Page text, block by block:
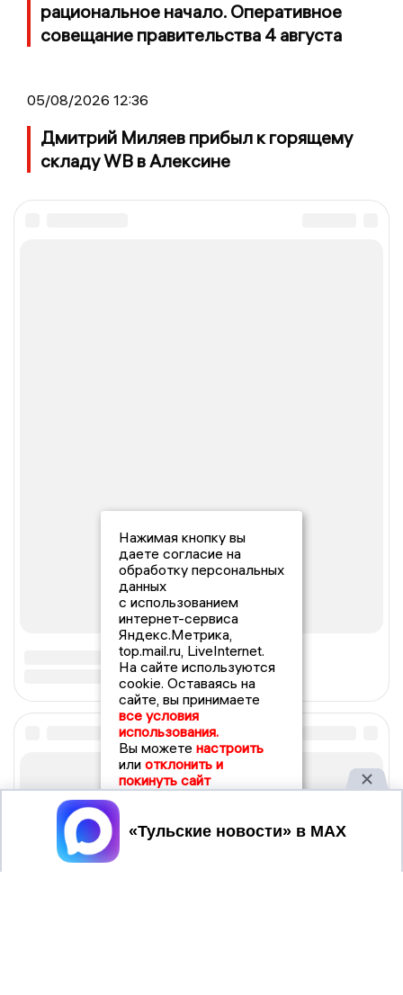
рациональное начало. Оперативное
совещание правительства 4 августа
05/08/2026 12:36
Дмитрий Миляев прибыл к горящему
складу WB в Алексине
Нажимая кнопку вы
даете согласие на
обработку персональных
данных
с использованием
интернет-сервиса
Яндекс.Метрика,
top.mail.ru, LiveInternet.
На сайте используются
cookie. Оставаясь на
сайте, вы принимаете
все условия
использования.
Вы можете настроить
или отклонить и
покинуть сайт
Принять